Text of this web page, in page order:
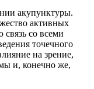
акупунктуры.
активных
со всеми
точечного
на зрение,
и, конечно же,